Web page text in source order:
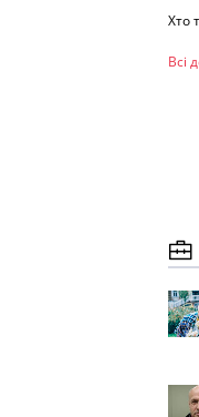
Хто
Всі